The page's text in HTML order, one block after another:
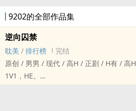
9202的全部作品集
逆向囚禁
耽美 / 排行榜
完结
原创 / 男男 / 现代 / ‍‍高‎‍‍H‍ / 正剧 / H有 / ‍‍高‎‍‍H‍
1V1，HE。